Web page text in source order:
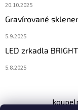
20.10.2025
Gravírované
5.9.2025
LED zrkadla BRIGHT
5.8.2025